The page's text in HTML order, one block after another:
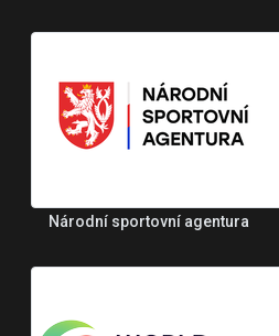
Národní sportovní agentura